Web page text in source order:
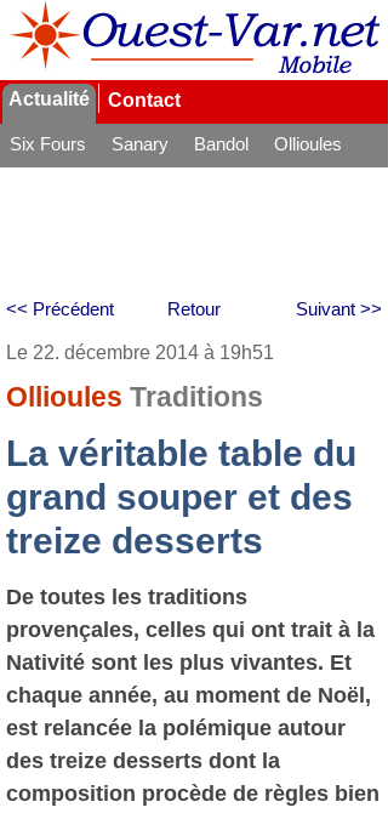
Actualité Contact
Six Fours Sanary Bandol
Ollioules
Retour
<< Précédent Suivant >>
Le 22. décembre 2014 à 19h51
Ollioules Traditions
La véritable table du
grand souper et des
treize desserts
De toutes les traditions
provençales, celles qui ont trait à la
Nativité sont les plus vivantes. Et
chaque année, au moment de Noël,
est relancée la polémique autour
des treize desserts dont la
composition procède de règles bien